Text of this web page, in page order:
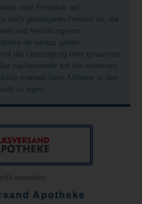
viele Produkte auf
noch günstigeren Preisen an, die
und Verlinkung von
heraus gelten.
die Übertragung Ihrer gesamten
nacheinander auf die einzelnen
manuell beim Anbieter in den
zu legen.
einsehen
Apotheke